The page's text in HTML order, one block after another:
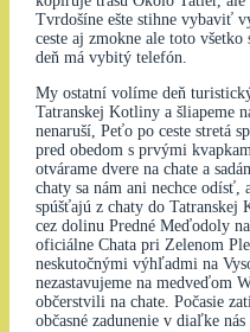
Tvrdošíne ešte stihne vybaviť
ceste aj zmokne ale toto všetko
deň má vybitý telefón.
My ostatní volíme deň
Tatranskej Kotliny a šliapeme
nenaruší, Peťo po ceste stretá
pred obedom s prvými
otvárame dvere na chate a
chaty sa nám ani nechce odísť,
spúšťajú z chaty do Tatranskej
cez dolinu Predné Meďodoly
oficiálne Chata pri Zelenom
neskutočnými výhľadmi na
nezastavujeme na medveďom
občerstvili na chate. Počasie
občasné zadunenie v diaľke